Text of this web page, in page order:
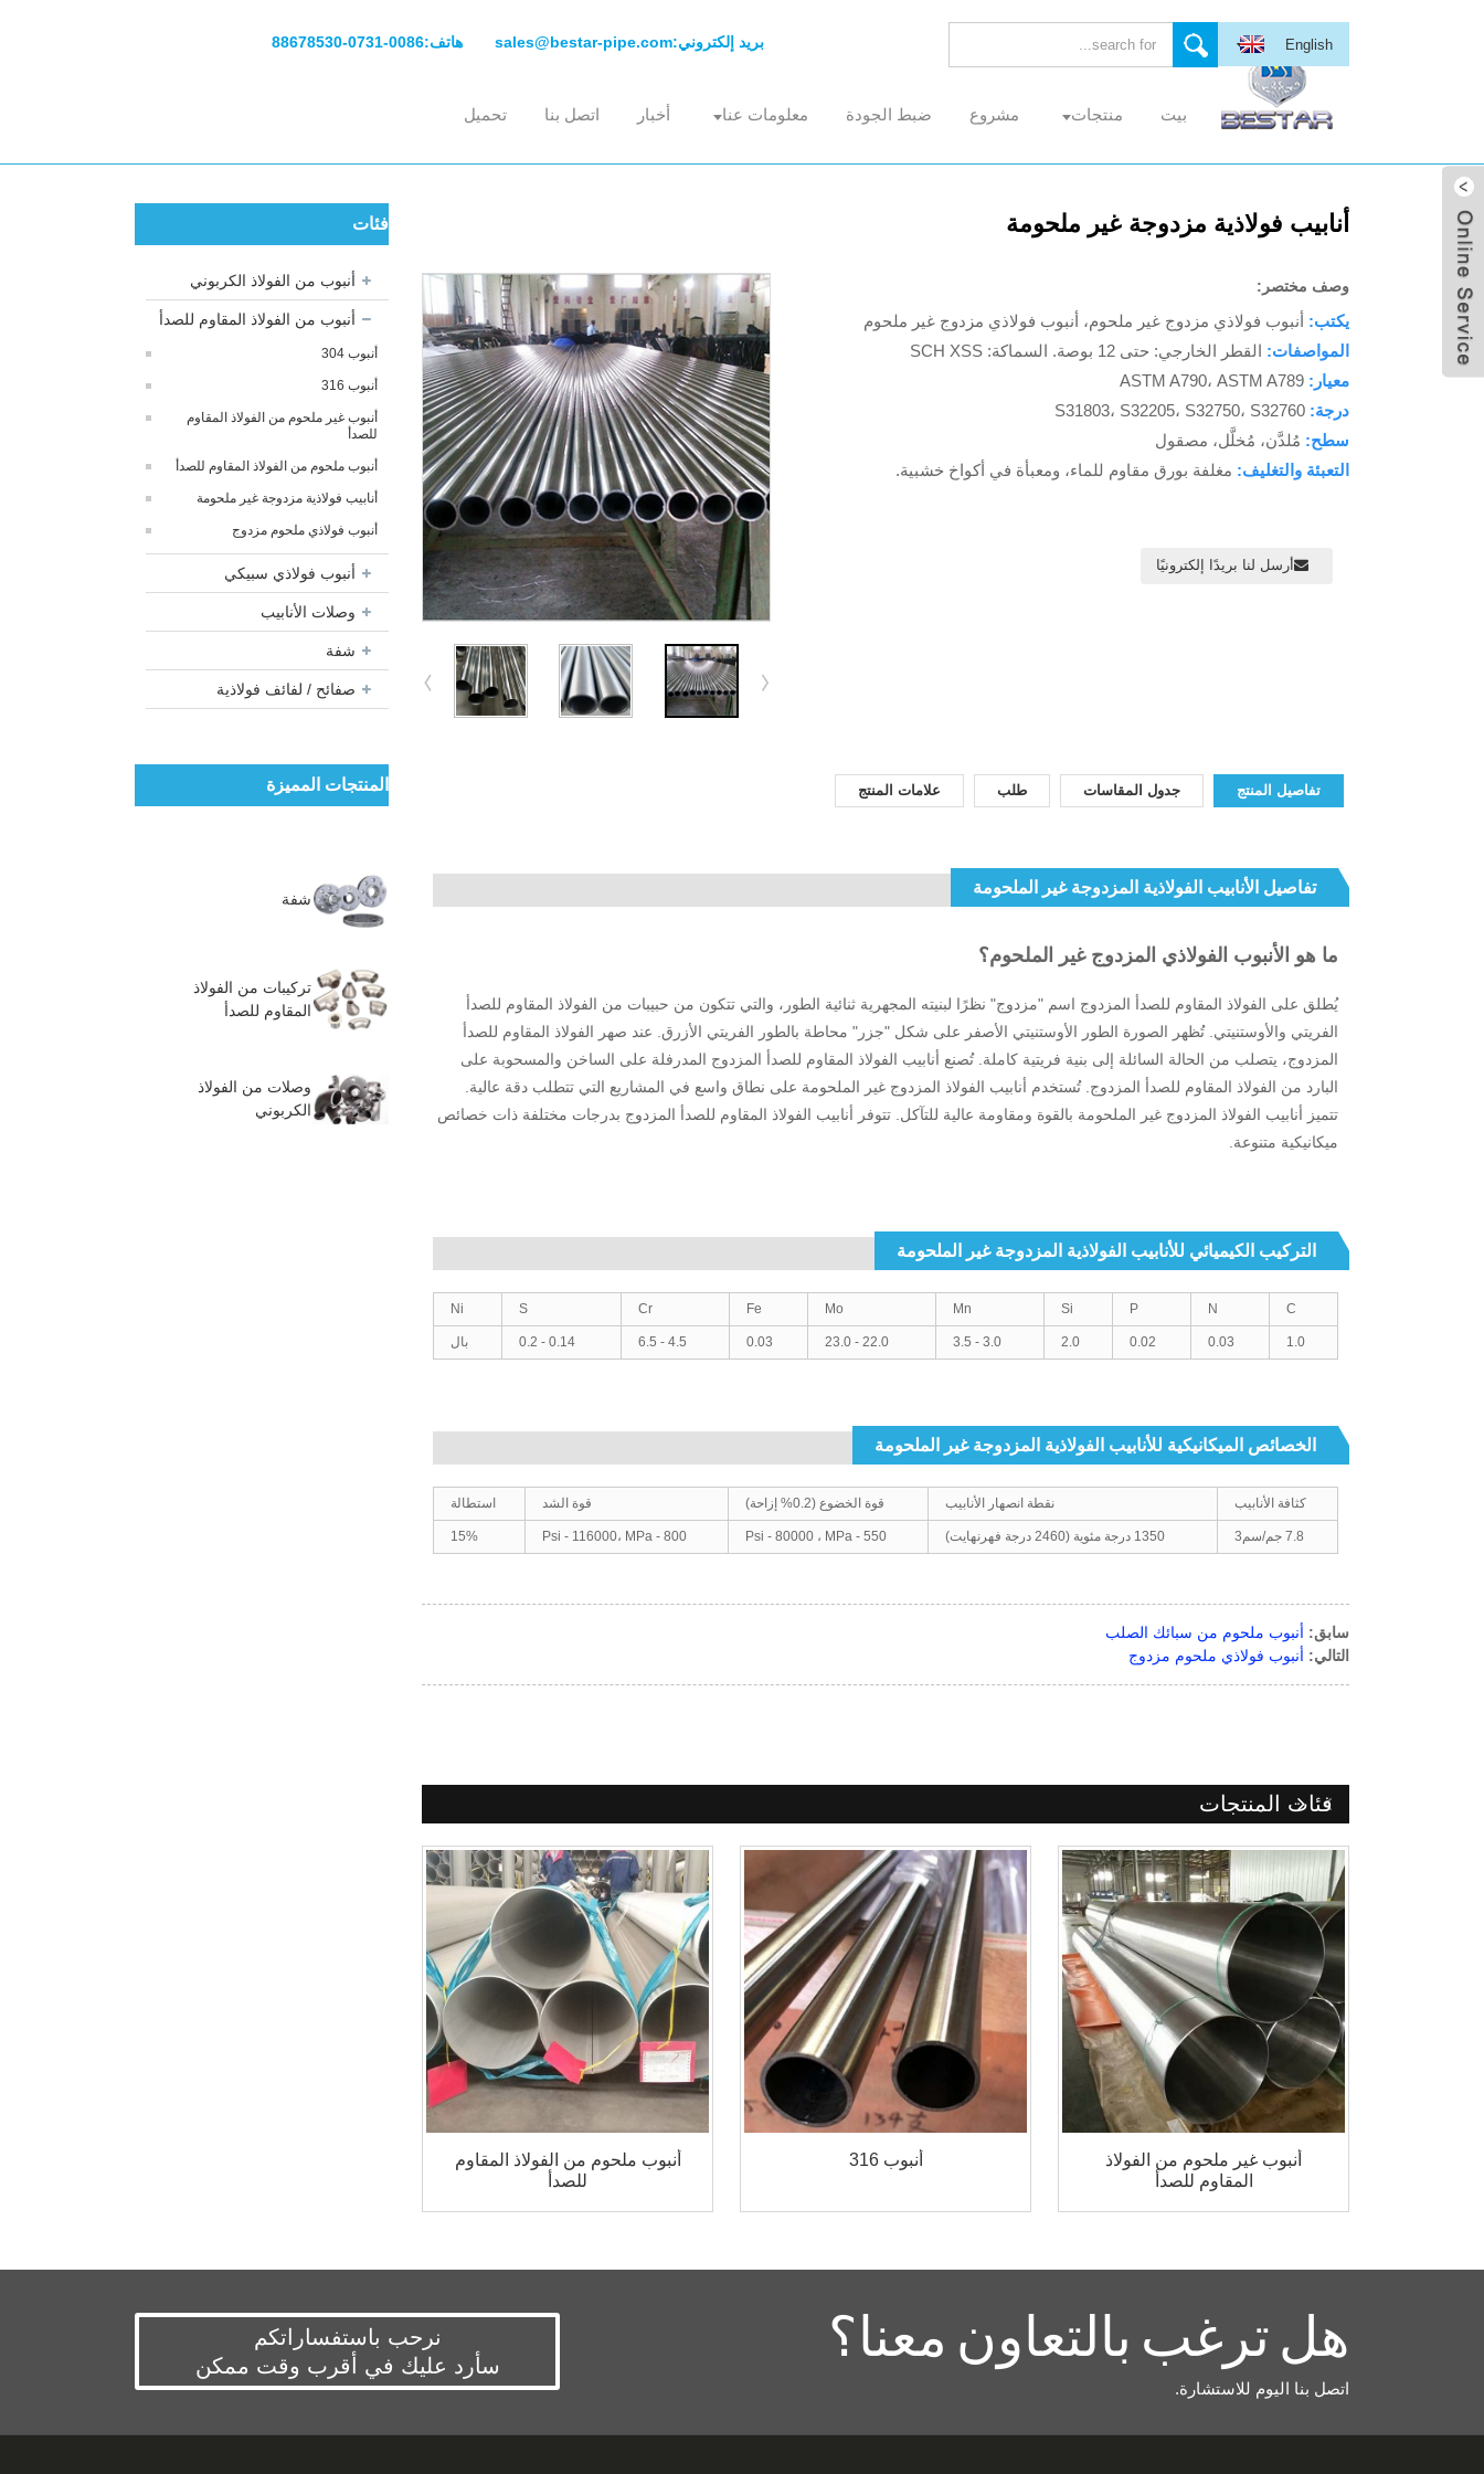
هاتف:0086-0731-88678530 بريد إلكتروني:sales@bestar-pipe.com English
بيت منتجات مشروع ضبط الجودة معلومات عنا أخبار اتصل بنا تحميل
فئات
أنبوب من الفولاذ الكربوني
أنبوب من الفولاذ المقاوم للصدأ
أنبوب 304
أنبوب 316
أنبوب غير ملحوم من الفولاذ المقاوم
للصدأ
أنبوب ملحوم من الفولاذ المقاوم للصدأ
أنابيب فولاذية مزدوجة غير ملحومة
أنبوب فولاذي ملحوم مزدوج
أنبوب فولاذي سبيكي
وصلات الأنابيب
شفة
صفائح / لفائف فولاذية
المنتجات المميزة
شفة
تركيبات من الفولاذ
المقاوم للصدأ
وصلات من الفولاذ
الكربوني
أنابيب فولاذية مزدوجة غير ملحومة
وصف مختصر:
يكتب: أنبوب فولاذي مزدوج غير ملحوم، أنبوب فولاذي مزدوج غير ملحوم
المواصفات: القطر الخارجي: حتى 12 بوصة. السماكة: SCH XSS
معيار: ASTM A790، ASTM A789
درجة: S31803، S32205، S32750، S32760
سطح: مُلدَّن، مُخلَّل، مصقول
التعبئة والتغليف: مغلفة بورق مقاوم للماء، ومعبأة في أكواخ خشبية.
أرسل لنا بريدًا إلكترونيًا
تفاصيل المنتج جدول المقاسات طلب علامات المنتج
تفاصيل الأنابيب الفولاذية المزدوجة غير الملحومة
ما هو الأنبوب الفولاذي المزدوج غير الملحوم؟
يُطلق على الفولاذ المقاوم للصدأ المزدوج اسم "مزدوج" نظرًا لبنيته المجهرية ثنائية الطور، والتي تتكون من حبيبات من الفولاذ المقاوم للصدأ
الفريتي والأوستنيتي. تُظهر الصورة الطور الأوستنيتي الأصفر على شكل "جزر" محاطة بالطور الفريتي الأزرق. عند صهر الفولاذ المقاوم للصدأ
المزدوج، يتصلب من الحالة السائلة إلى بنية فريتية كاملة. تُصنع أنابيب الفولاذ المقاوم للصدأ المزدوج المدرفلة على الساخن والمسحوبة على
البارد من الفولاذ المقاوم للصدأ المزدوج. تُستخدم أنابيب الفولاذ المزدوج غير الملحومة على نطاق واسع في المشاريع التي تتطلب دقة عالية.
تتميز أنابيب الفولاذ المزدوج غير الملحومة بالقوة ومقاومة عالية للتآكل. تتوفر أنابيب الفولاذ المقاوم للصدأ المزدوج بدرجات مختلفة ذات خصائص
ميكانيكية متنوعة.
التركيب الكيميائي للأنابيب الفولاذية المزدوجة غير الملحومة
C
N
P
Si
Mn
Mo
Fe
Cr
S
Ni
1.0
0.03
0.02
2.0
3.0 - 3.5
22.0 - 23.0
0.03
4.5 - 6.5
0.14 - 0.2 بال
الخصائص الميكانيكية للأنابيب الفولاذية المزدوجة غير الملحومة
كثافة الأنابيب نقطة انصهار الأنابيب قوة الخضوع (0.2% إزاحة) قوة الشد استطالة
7.8 جم/سم3 1350 درجة مئوية (2460 درجة فهرنهايت) Psi - 80000 ، MPa - 550 Psi - 116000، MPa - 800 15%
سابق: أنبوب ملحوم من سبائك الصلب
التالي: أنبوب فولاذي ملحوم مزدوج
فئات المنتجات
أنبوب غير ملحوم من الفولاذ
المقاوم للصدأ
أنبوب 316
أنبوب ملحوم من الفولاذ المقاوم
للصدأ
هل ترغب بالتعاون معنا؟
اتصل بنا اليوم للاستشارة.
نرحب باستفساراتكم
سأرد عليك في أقرب وقت ممكن
إرسال بريد
إلكتروني